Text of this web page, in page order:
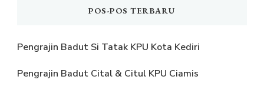
POS-POS TERBARU
Pengrajin Badut Si Tatak KPU Kota Kediri
Pengrajin Badut Cital & Citul KPU Ciamis